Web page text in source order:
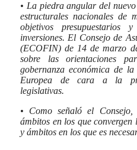
• La piedra angular del
estructurales nacionales de
objetivos presupuestarios
inversiones. El Consejo de
(ECOFIN) de 14 de marzo
sobre las orientaciones
gobernanza económica de
Europea de cara a la
legislativas.
• Como señaló el Consejo,
ámbitos en los que
y ámbitos en los que es